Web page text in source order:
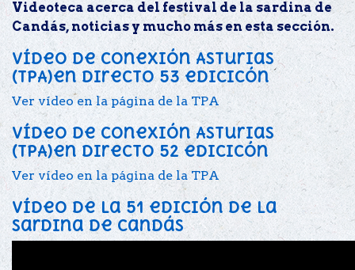
Videoteca acerca del festival de la sardina de
Candás, noticias y mucho más en esta sección.
Vídeo de conexión Asturias
(TPA)en directo 53 edicicón
Ver vídeo en la página de la TPA
Vídeo de conexión Asturias
(TPA)en directo 52 edicicón
Ver vídeo en la página de la TPA
Vídeo de la 51 edición de la
sardina de candás